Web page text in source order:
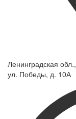
Ленинградская
ул. Победы, д. 10А